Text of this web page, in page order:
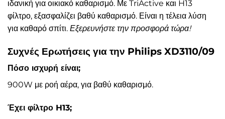
ιδανική για οικιακό καθαρισμό. Με TriActive και H13
φίλτρο, εξασφαλίζει βαθύ καθαρισμό. Είναι η τέλεια λύση
για καθαρό σπίτι. Εξερευνήστε την προσφορά τώρα!
Συχνές Ερωτήσεις για την Philips XD3110/09
Πόσο ισχυρή είναι;
900W με ροή αέρα, για βαθύ καθαρισμό.
Έχει φίλτρο H13;